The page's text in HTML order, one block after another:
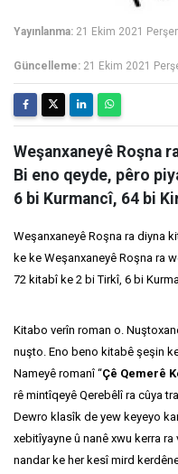
Yayınlanma: 21 Ekim 2021
Güncelleme: 21 Ekim 2021
Weşanxaneyê Roşna
Bi eno qeyde, pêro
6 bi Kurmancî, 64 bi
Weşanxaneyê Roşna ra diyna
ke ke Weşanxaneyê Roşna ra
72 kitabî ke 2 bi Tirkî, 6 bi
Kitabo verîn roman o.
nuşto. Eno beno kitabê şeşin
Nameyê romanî “Çê Qemerê
rê mintîqeyê Qerebêlî ra cûya
Dewro klasîk de yew keyeyo
xebitîyayne û nanê xwu kerra
nandar ke her kesî mird